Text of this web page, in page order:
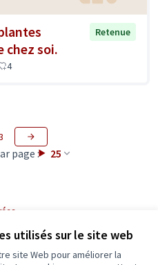
utilisés sur le site web
site Web pour améliorer la
chez soi.
Retenue
4
page : 25